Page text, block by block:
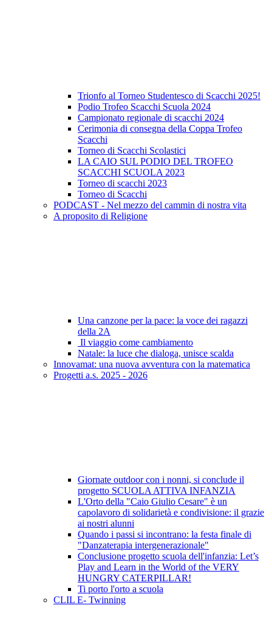
Trionfo al Torneo Studentesco di Scacchi 2025!
Podio Trofeo Scacchi Scuola 2024
Campionato regionale di scacchi 2024
Cerimonia di consegna della Coppa Trofeo
Scacchi
Torneo di Scacchi Scolastici
LA CAIO SUL PODIO DEL TROFEO
SCACCHI SCUOLA 2023
Torneo di scacchi 2023
Torneo di Scacchi
PODCAST - Nel mezzo del cammin di nostra vita
A proposito di Religione
Una canzone per la pace: la voce dei ragazzi
della 2A
Il viaggio come cambiamento
Natale: la luce che dialoga, unisce scalda
Innovamat: una nuova avventura con la matematica
Progetti a.s. 2025 - 2026
Giornate outdoor con i nonni, si conclude il
progetto SCUOLA ATTIVA INFANZIA
L'Orto della "Caio Giulio Cesare" è un
capolavoro di solidarietà e condivisione: il grazie
ai nostri alunni
Quando i passi si incontrano: la festa finale di
"Danzaterapia intergenerazionale"
Conclusione progetto scuola dell'infanzia: Let’s
Play and Learn in the World of the VERY
HUNGRY CATERPILLAR!
Ti porto l'orto a scuola
CLIL E- Twinning